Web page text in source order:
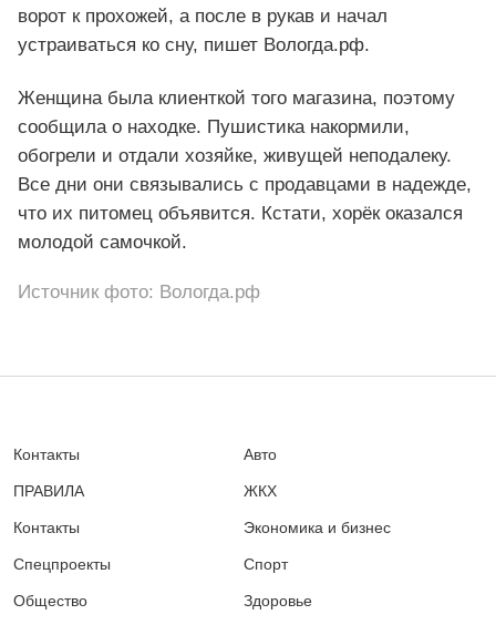
ворот к прохожей, а после в рукав и начал
устраиваться ко сну, пишет Вологда.рф.
Женщина была клиенткой того магазина, поэтому
сообщила о находке. Пушистика накормили,
обогрели и отдали хозяйке, живущей неподалеку.
Все дни они связывались с продавцами в надежде,
что их питомец объявится. Кстати, хорёк оказался
молодой самочкой.
Источник фото: Вологда.рф
Контакты
ПРАВИЛА
Контакты
Спецпроекты
Общество
Авто
ЖКХ
Экономика и бизнес
Спорт
Здоровье